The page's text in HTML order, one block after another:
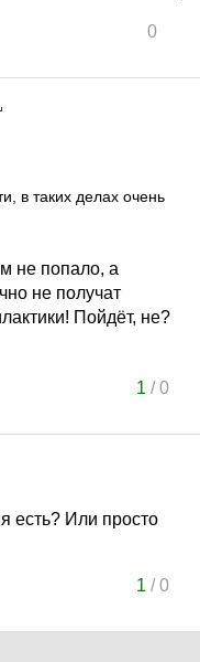
0
в таких делах очень
не попало, а
не получат
Пойдёт, не?
1 /0
есть? Или просто
1 /0